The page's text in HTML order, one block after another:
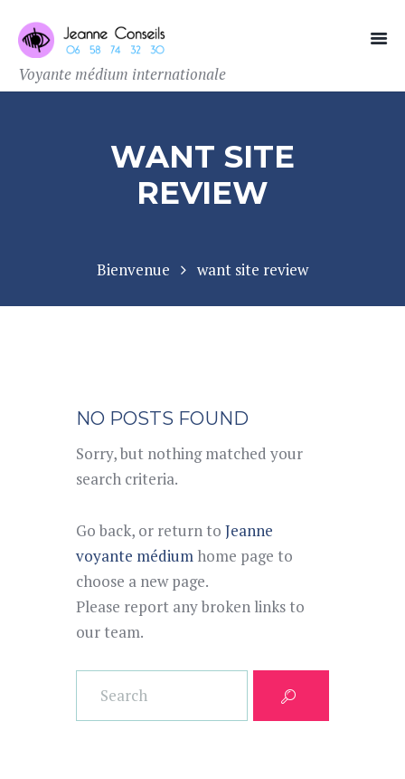
Voyante médium internationale
WANT SITE
REVIEW
Bienvenue want site review
NO POSTS FOUND
Sorry, but nothing matched your
search criteria.
Go back, or return to Jeanne
voyante médium home page to
choose a new page.
Please report any broken links to
our team.